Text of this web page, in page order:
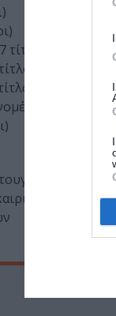
(7 τίτλοι)